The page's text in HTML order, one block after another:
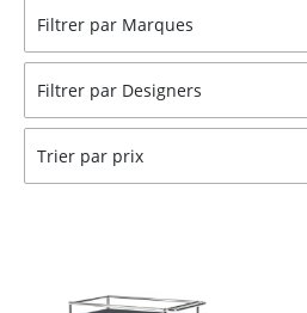
Tabourets
Bancs & Chaises longues
Poufs poires
Chaises à bascule
Filtrer par Marques
Filtrer par Designers
Trier par prix